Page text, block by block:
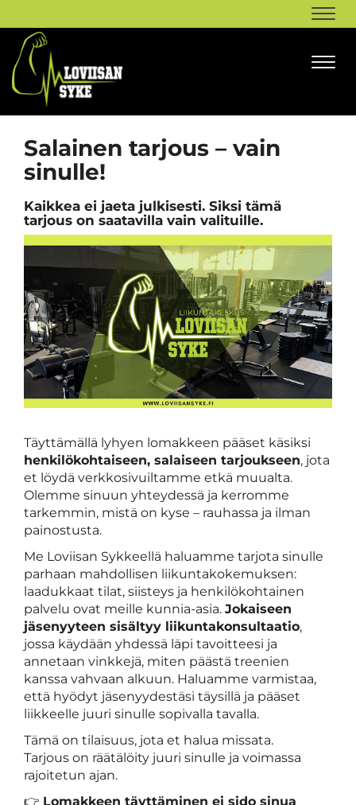
Salainen tarjous – vain
sinulle!
Kaikkea ei jaeta julkisesti. Siksi tämä
tarjous on saatavilla vain valituille.
Täyttämällä lyhyen lomakkeen pääset käsiksi
henkilökohtaiseen, salaiseen tarjoukseen, jota
et löydä verkkosivuiltamme etkä muualta.
Olemme sinuun yhteydessä ja kerromme
tarkemmin, mistä on kyse – rauhassa ja ilman
painostusta.
Me Loviisan Sykkeellä haluamme tarjota sinulle
parhaan mahdollisen liikuntakokemuksen:
laadukkaat tilat, siisteys ja henkilökohtainen
palvelu ovat meille kunnia-asia. Jokaiseen
jäsenyyteen sisältyy liikuntakonsultaatio,
jossa käydään yhdessä läpi tavoitteesi ja
annetaan vinkkejä, miten päästä treenien
kanssa vahvaan alkuun. Haluamme varmistaa,
että hyödyt jäsenyydestäsi täysillä ja pääset
liikkeelle juuri sinulle sopivalla tavalla.
Tämä on tilaisuus, jota et halua missata.
Tarjous on räätälöity juuri sinulle ja voimassa
rajoitetun ajan.
👉 Lomakkeen täyttäminen ei sido sinua